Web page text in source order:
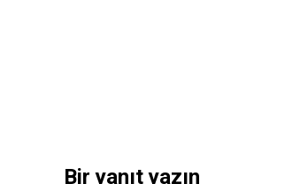
Bir yanıt yazın